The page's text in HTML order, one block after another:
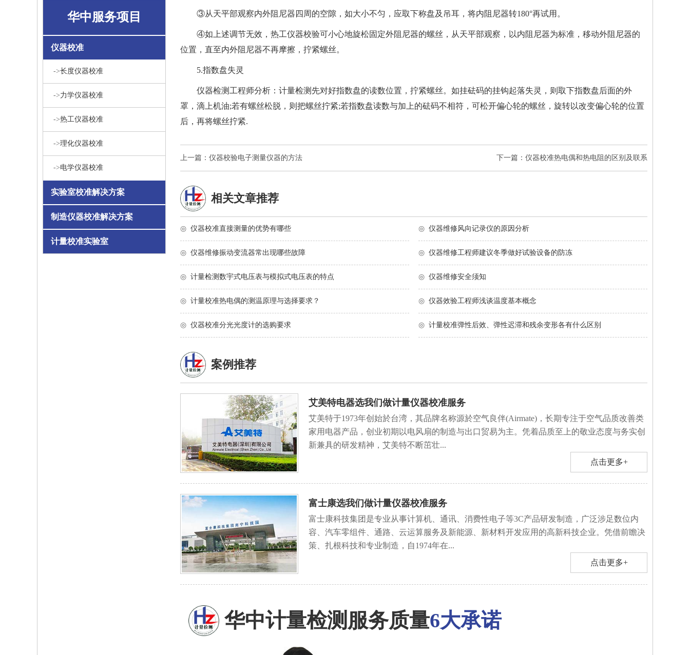
华中服务项目
仪器校准
->长度仪器校准
->力学仪器校准
->热工仪器校准
->理化仪器校准
->电学仪器校准
实验室校准解决方案
制造仪器校准解决方案
计量校准实验室
③从天平部观察内外阻尼器四周的空隙，如大小不匀，应取下称盘及吊耳，将内阻尼器转180°再试用。
④如上述调节无效， 热工仪器校验可小心地旋松固定外阻尼器的螺丝，从天平部观察，以内阻尼器为标准，移动外阻尼器的
位置，直至内外阻尼器不再摩擦，拧紧螺丝。
5.指数盘失灵
仪器检测工程师分析： 计量检测 先对好指数盘的读数位置，拧紧螺丝。如挂砝码的挂钩起落失灵，则取下指数盘后面的外
罩，滴上机油;若有螺丝松脱，则把螺丝拧紧;若指数盘读数与加上的砝码不相符，可松开偏心轮的螺丝，旋转以改变偏心轮的位置
后，再将螺丝拧紧.
下一篇：仪器校准热电偶和热电阻的区别及联系
上一篇：仪器校验电子测量仪器的方法
相关文章推荐
◎ 仪器校准直接测量的优势有哪些 ◎ 仪器维修风向记录仪的原因分析
◎ 仪器维修振动变流器常出现哪些故障 ◎ 仪器维修工程师建议冬季做好试验设备的防冻
◎ 计量检测数宇式电压表与模拟式电压表的特点 ◎ 仪器维修安全须知
◎ 计量校准热电偶的测温原理与选择要求？ ◎ 仪器效验工程师浅谈温度基本概念
◎ 仪器校准分光光度计的选购要求 ◎ 计量校准弹性后效、弹性迟滞和残余变形各有什么区别
案例推荐
艾美特电器选我们做计量仪器校准服务
艾美特于1973年创始於台湾，其品牌名称源於空气良伴(Airmate)，长期专注于空气品质改善类
家用电器产品，创业初期以电风扇的制造与出口贸易为主。凭着品质至上的敬业态度与务实创
新兼具的研发精神，艾美特不断茁壮...
点击更多+
富士康选我们做计量仪器校准服务
富士康科技集团是专业从事计算机、通讯、消费性电子等3C产品研发制造，广泛涉足数位内
容、汽车零组件、通路、云运算服务及新能源、新材料开发应用的高新科技企业。凭借前瞻决
策、扎根科技和专业制造，自1974年在...
点击更多+
华中计量检测服务质量6大承诺